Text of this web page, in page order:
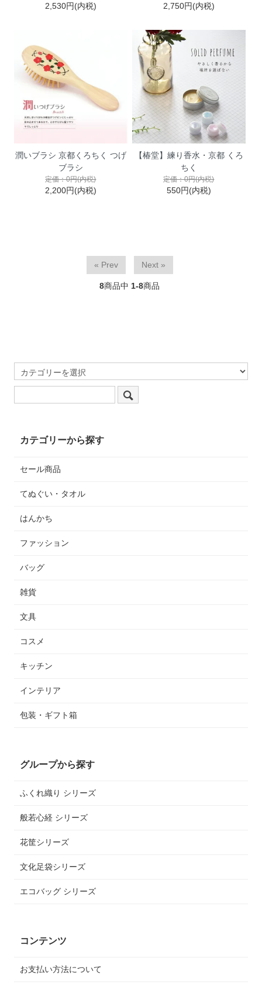
2,530円(内税) 2,750円(内税)
潤いブラシ 京都くろちく つげ
ブラシ
定価：0円(内税)
2,200円(内税)
【椿堂】練り香水・京都 くろ
ちく
定価：0円(内税)
550円(内税)
« Prev Next »
8商品中 1-8商品
カテゴリーから探す
セール商品
てぬぐい・タオル
はんかち
ファッション
バッグ
雑貨
文具
コスメ
キッチン
インテリア
包装・ギフト箱
グループから探す
ふくれ織り シリーズ
般若心経 シリーズ
花筐シリーズ
文化足袋シリーズ
エコバッグ シリーズ
コンテンツ
お支払い方法について